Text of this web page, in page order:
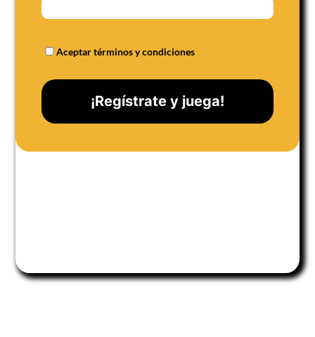
Aceptar términos y condiciones
¡Regístrate y juega!